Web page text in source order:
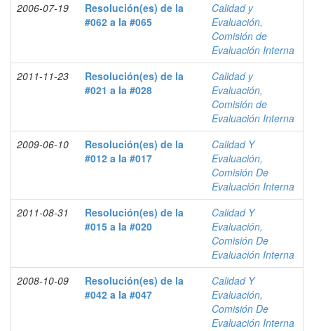
2006-07-19
Resolución(es) de la
#062 a la #065
Calidad y
Evaluación,
Comisión de
Evaluación Interna
2011-11-23
Resolución(es) de la
#021 a la #028
Calidad y
Evaluación,
Comisión de
Evaluación Interna
2009-06-10
Resolución(es) de la
#012 a la #017
Calidad Y
Evaluación,
Comisión De
Evaluación Interna
2011-08-31
Resolución(es) de la
#015 a la #020
Calidad Y
Evaluación,
Comisión De
Evaluación Interna
2008-10-09
Resolución(es) de la
#042 a la #047
Calidad Y
Evaluación,
Comisión De
Evaluación Interna